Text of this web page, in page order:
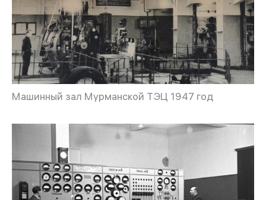
Машинный зал Мурманской ТЭЦ 1947 год